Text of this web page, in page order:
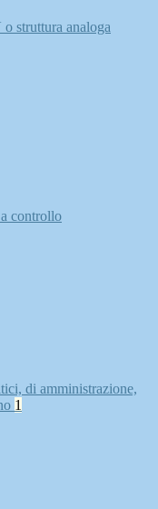
struttura analoga
controllo
di amministrazione,
1